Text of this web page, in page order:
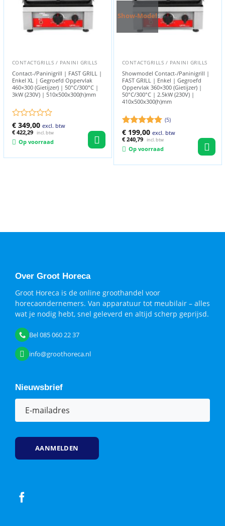
CONTACTGRILLS / PANINI GRILLS
Contact-/Paninigrill | FAST GRILL |
Enkel XL | Gegroefd Oppervlak
460×300 (Gietijzer) | 50°C/300°C |
3kW (230V) | 510x500x300(h)mm
Gewaardeerd
0
uit
€349,00 excl. btw
€422,29 incl. btw
Op voorraad
Show-Model
CONTACTGRILLS / PANINI GRILLS
Showmodel Contact-/Paninigrill |
FAST GRILL | Enkel | Gegroefd
Oppervlak 360×300 (Gietijzer) |
50°C/300°C | 2.5kW (230V) |
410x500x300(h)mm
Gewaardeerd
5uit 5
(5)
Oorspronkelijke
prijs
was:
€ 314,00.
€199,00Huidige
prijs
is:
€ 199,00.
excl. btw
€240,79 incl. btw
Op voorraad
Over Groot Horeca
Groot Horeca is de online groothandel voor
horecaondernemers. Van apparatuur tot meubilair – alles
wat je nodig hebt, snel geleverd en altijd scherp geprijsd.
Bel 085 060 22 37
info@groothoreca.nl
Nieuwsbrief
E-
mailadres(Vereist)